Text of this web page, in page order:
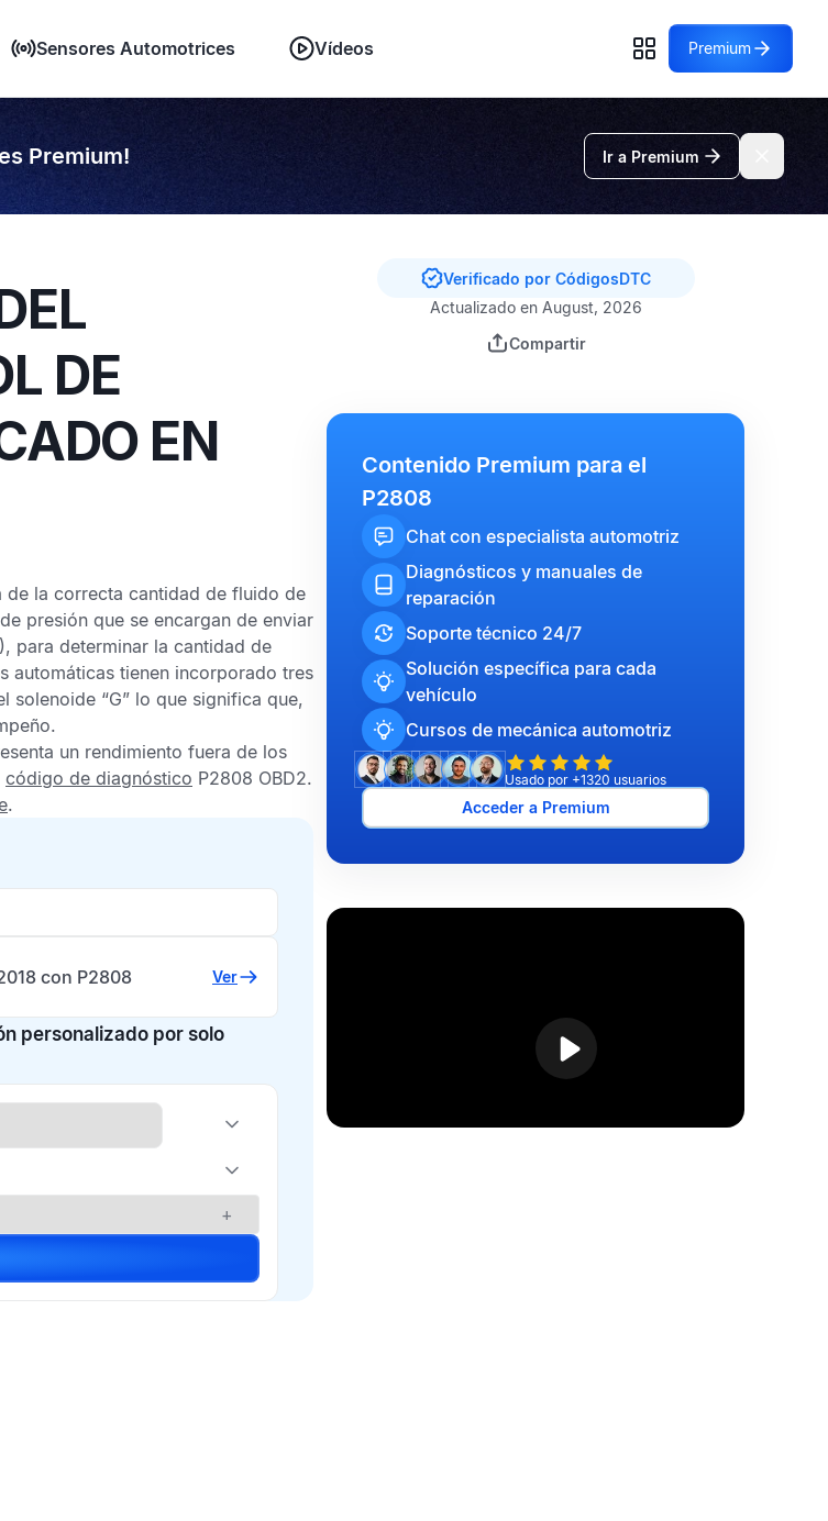
Sensores Automotrices Vídeos Premium
Premium! Ir a Premium
DE
EN
de la correcta cantidad de fluido de
presión que se encargan de enviar
para determinar la cantidad de
automáticas tienen incorporado tres
solenoide “G” lo que significa que,
un rendimiento fuera de los
código de diagnóstico P2808 OBD2.
.
con P2808 Ver
personalizado por solo
+
Verificado por CódigosDTC
Actualizado en August, 2026
Compartir
Contenido Premium para el
P2808
Chat con especialista automotriz
Diagnósticos y manuales de
reparación
Soporte técnico 24/7
Solución específica para cada
vehículo
Cursos de mecánica automotriz
Usado por +1320 usuarios
Acceder a Premium